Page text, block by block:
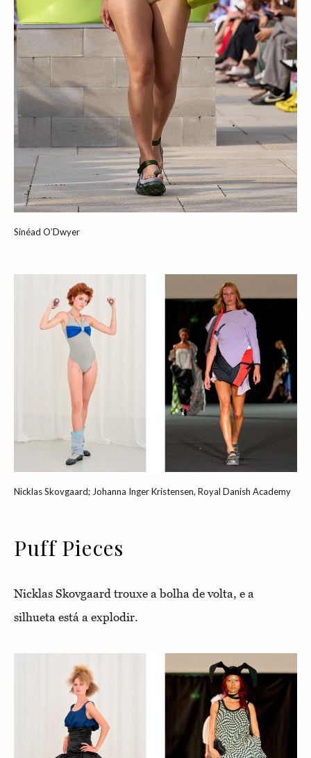
Sinéad O’Dwyer
Nicklas Skovgaard; Johanna Inger Kristensen, Royal Danish Academy
Puff Pieces
Nicklas Skovgaard trouxe a bolha de volta, e a
silhueta está a explodir.